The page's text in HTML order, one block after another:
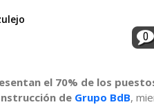
0
el 70% de los
de Grupo BdB,